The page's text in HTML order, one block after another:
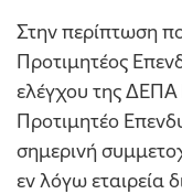
Στην περίπτωση
Προτιμητέος
ελέγχου της
Προτιμητέο
σημερινή
εν λόγω εταιρεία